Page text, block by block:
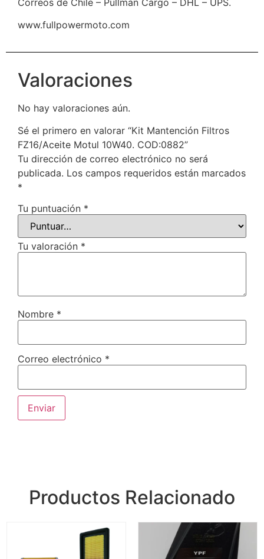
www.fullpowermoto.com
Valoraciones
No hay valoraciones aún.
Sé el primero en valorar “Kit Mantención Filtros
FZ16/Aceite Motul 10W40. COD:0882”
Tu dirección de correo electrónico no será
publicada. Los campos requeridos están marcados
*
Tu puntuación *
Tu valoración *
Nombre *
Correo electrónico *
Productos Relacionado